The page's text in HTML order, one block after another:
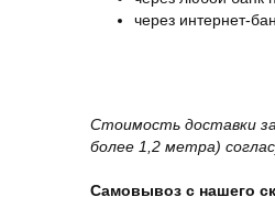
через интернет-
Стоимость доставки
более 1,2 метра)
Самовывоз с нашего